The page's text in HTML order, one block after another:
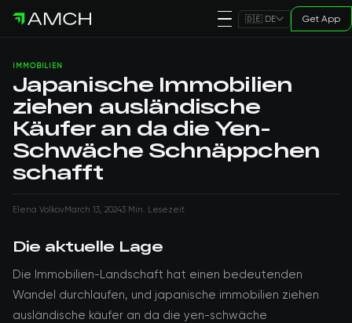
🇩🇪 DE Get App
IMMOBILIEN
Japanische Immobilien
ziehen ausländische
Käufer an da die Yen-
Schwäche Schnäppchen
schafft
Elena VolkovMarch 13, 20243 Min. Lesezeit
Die aktuelle Lage
Die Immobilien-Landschaft hat einen bedeutenden
Wandel durchlaufen, und japanische immobilien ziehen
ausländische käufer an da die yen-schwäche